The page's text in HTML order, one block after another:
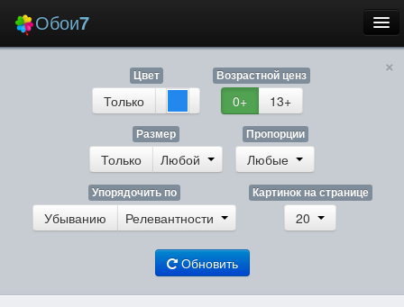
Обои7
Заставки
×
Цвет
Только
Возрастной ценз
0+ 13+
Размер
Только Любой
Пропорции
Любые
Упорядочить по
Убыванию Релевантности
Картинок на странице
20
Обновить